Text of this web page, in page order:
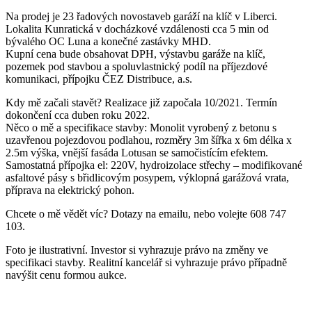
Na prodej je 23 řadových novostaveb garáží na klíč v Liberci.
Lokalita Kunratická v docházkové vzdálenosti cca 5 min od
bývalého OC Luna a konečné zastávky MHD.
Kupní cena bude obsahovat DPH, výstavbu garáže na klíč,
pozemek pod stavbou a spoluvlastnický podíl na příjezdové
komunikaci, přípojku ČEZ Distribuce, a.s.
Kdy mě začali stavět? Realizace již započala 10/2021. Termín
dokončení cca duben roku 2022.
Něco o mě a specifikace stavby: Monolit vyrobený z betonu s
uzavřenou pojezdovou podlahou, rozměry 3m šířka x 6m délka x
2.5m výška, vnější fasáda Lotusan se samočistícím efektem.
Samostatná přípojka el: 220V, hydroizolace střechy – modifikované
asfaltové pásy s břidlicovým posypem, výklopná garážová vrata,
příprava na elektrický pohon.
Chcete o mě vědět víc? Dotazy na emailu, nebo volejte 608 747
103.
Foto je ilustrativní. Investor si vyhrazuje právo na změny ve
specifikaci stavby. Realitní kancelář si vyhrazuje právo případně
navýšit cenu formou aukce.